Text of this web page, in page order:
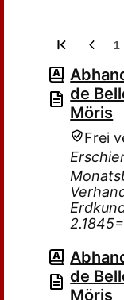
1
de
Möris
Frei
de
Möris